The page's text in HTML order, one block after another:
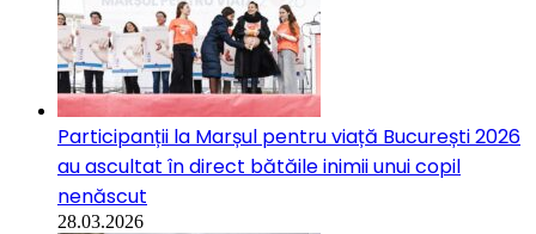
Participanții la Marșul pentru viață București 2026
au ascultat în direct bătăile inimii unui copil
nenăscut
28.03.2026